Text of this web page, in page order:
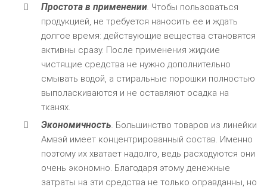
Простота в применении. Чтобы пользоваться
продукцией, не требуется наносить ее и ждать
долгое время: действующие вещества становятся
активны сразу. После применения жидкие
чистящие средства не нужно дополнительно
смывать водой, а стиральные порошки полностью
выполаскиваются и не оставляют осадка на
тканях.
Экономичность Большинство товаров из линейки
Амвэй имеет концентрированный состав. Именно
поэтому их хватает надолго, ведь расходуются они
очень экономно. Благодаря этому денежные
затраты на эти средства не только оправданны, но